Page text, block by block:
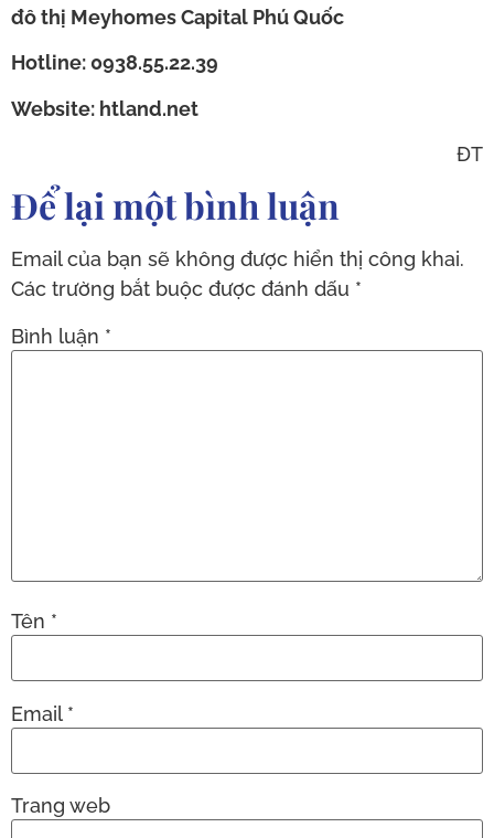
đô thị Meyhomes Capital Phú Quốc
Hotline: 0938.55.22.39
Website: htland.net
ĐT
Để lại một bình luận
Email của bạn sẽ không được hiển thị công khai.
Các trường bắt buộc được đánh dấu *
Bình luận *
Tên *
Email *
Trang web